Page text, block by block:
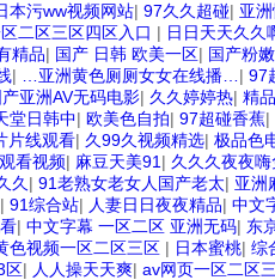
本污ww视频网站| 97久久超碰| 亚
二区三区四区入口 | 日日天天久久
精品| 国产 日韩 欧美一区| 国产粉
| …亚洲黄色厕厕女女在线播… | 97
亚洲AV无码电影| 久久婷婷热| 精
堂日韩中| 欧美色自拍| 97超碰香蕉|
片线观看| 久99久视频精选| 极品色
看视频| 麻豆天美91 | 久久久夜夜
久 | 91老熟女老女人国产老太| 亚洲
| 91综合站| 人妻日日夜夜精品| 中文
| 中文字幕 一区二区 亚洲无码| 东
色视频一区二区三区 | 日本蜜桃| 综
区| 人人操天天爽| av网页一区二区